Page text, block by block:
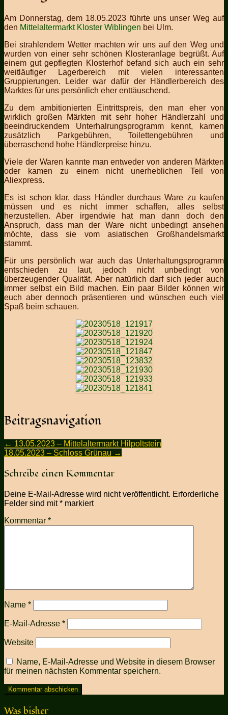
Am Donnerstag, dem 18.05.2023 führte uns unser Weg auf
den Mittelaltermarkt Kloster Wiblingen bei Ulm.
Bei strahlendem Wetter machten wir uns auf den Weg und
wurden von einer sehr schönen Klosteranlage begrüßt. Auf
einem gut gepflegten Klosterhof befand sich auch ein sehr
weitläufiger Lagerbereich mit vielen interessanten
Gruppierungen. Leider war dafür der Händlerbereich des
Marktes für uns persönlich eher enttäuschend.
Zu dem ambitionierten Eintrittspreis, den man eher von
wirklich großen Märkten mit sehr hoher Händlerzahl und
beeindruckendem Unterhalrungsprogramm kennt, kamen
zusätzlich Parkgebühren, Toilettengebühren und
überraschend hohe Händlerpreise hinzu.
Viele der Waren kannte man entweder von anderen Märkten
oder kamen zu einem nicht unerheblichen Teil von
Aliexpress.
Es ist schon klar, dass Händler durchaus Ware zu kaufen
müssen und es nicht immer schaffen, alles selbst
herzustellen. Aber irgendwie hat man dann doch den
Anspruch, dass man der Ware nicht unbedingt ansehen
möchte, dass sie vom asiatischen Großhandelsmarkt
stammt.
Für uns persönlich war auch das Unterhaltungsprogramm
entschieden zu laut, jedoch nicht unbedingt von
überzeugender Qualität. Aber natürlich darf sich jeder auch
immer selbst ein Bild machen. Ein paar Bilder können wir
euch aber dennoch präsentieren und wünschen euch viel
Spaß beim schauen.
Beitragsnavigation
← 13.05.2023 – Mittelaltermarkt Hilpoltstein
18.05.2023 – Schloss Grünau →
Schreibe einen Kommentar
Deine E-Mail-Adresse wird nicht veröffentlicht. Erforderliche
Felder sind mit* markiert
Kommentar *
Name *
E-Mail-Adresse *
Website
Name, E-Mail-Adresse und Website in diesem Browser
für meinen nächsten Kommentar speichern.
Was bisher